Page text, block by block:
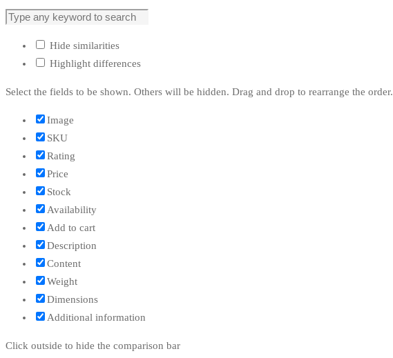
Hide similarities
Highlight differences
Select the fields to be shown. Others will be hidden. Drag and drop to rearrange the order.
Image
SKU
Rating
Price
Stock
Availability
Add to cart
Description
Content
Weight
Dimensions
Additional information
Click outside to hide the comparison bar